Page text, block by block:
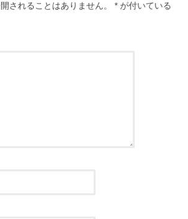
されることはありません。 * が付いている